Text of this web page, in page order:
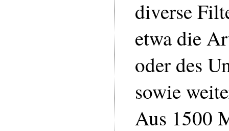
diverse
etwa die
oder des
sowie
Aus 1500